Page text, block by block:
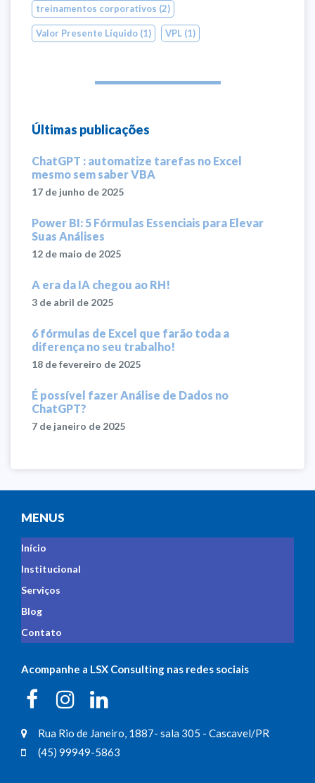
treinamentos corporativos (2)
Valor Presente Líquido (1) VPL (1)
Últimas publicações
ChatGPT : automatize tarefas no Excel
mesmo sem saber VBA
17 de junho de 2025
Power BI: 5 Fórmulas Essenciais para Elevar
Suas Análises
12 de maio de 2025
A era da IA chegou ao RH!
3 de abril de 2025
6 fórmulas de Excel que farão toda a
diferença no seu trabalho!
18 de fevereiro de 2025
É possível fazer Análise de Dados no
ChatGPT?
7 de janeiro de 2025
MENUS
Início
Institucional
Serviços
Blog
Contato
Acompanhe a LSX Consulting nas redes sociais
Rua Rio de Janeiro, 1887- sala 305 - Cascavel/PR
(45) 99949-5863